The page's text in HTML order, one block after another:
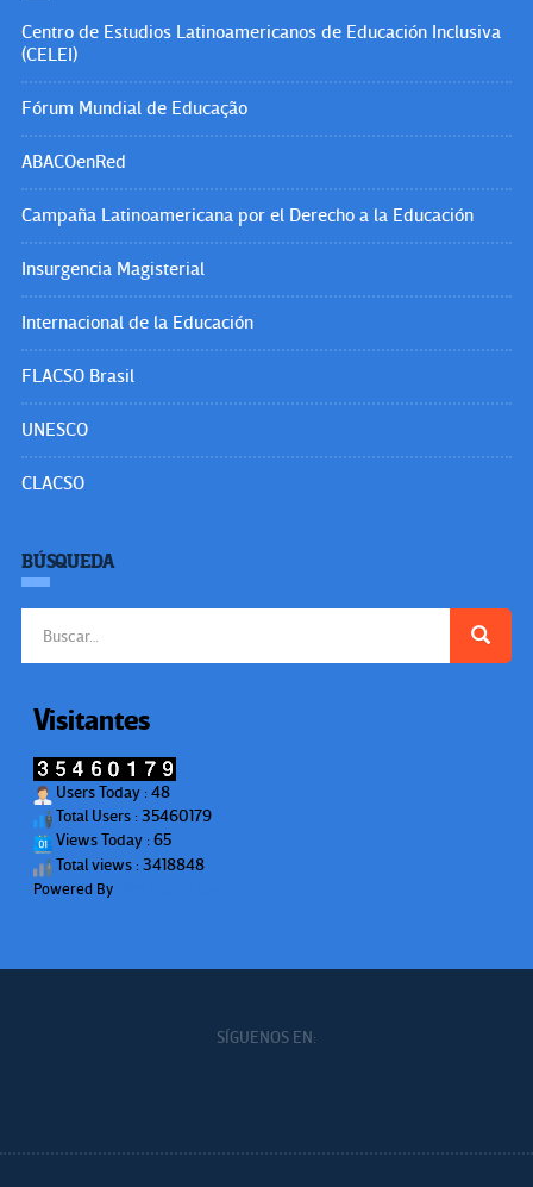
Centro de Estudios Latinoamericanos de Educación Inclusiva
(CELEI)
Fórum Mundial de Educação
ABACOenRed
Campaña Latinoamericana por el Derecho a la Educación
Insurgencia Magisterial
Internacional de la Educación
FLACSO Brasil
UNESCO
CLACSO
BÚSQUEDA
Visitantes
Users Today : 48
Total Users : 35460179
Views Today : 65
Total views : 3418848
Powered By
SÍGUENOS EN: